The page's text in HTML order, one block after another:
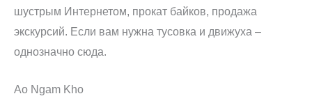
шустрым Интернетом, прокат байков, продажа
экскурсий. Если вам нужна тусовка и движуха –
однозначно сюда.
Ao Ngam Kho